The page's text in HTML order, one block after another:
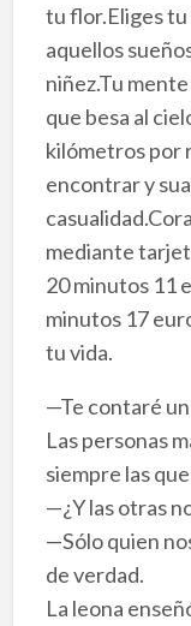
tu flor.Eliges tu
aquellos
niñez.Tu
que besa al
kilómetros por
encontrar y
mediante
20 minutos 11
minutos 17
tu vida.
—Te contaré
Las personas
siempre las
—¿Y las otras
—Sólo quien
de verdad.
La leona